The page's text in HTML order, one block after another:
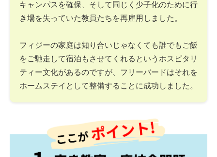
キャンパスを確保、そして同じく少子化のために行
き場を失っていた教員たちを再雇用しました。
フィジーの家庭は知り合いじゃなくても誰でもご飯
をご馳走して宿泊もさせてくれるというホスピタリ
ティー文化があるのですが、フリーバードはそれを
ホームステイとして整備することに成功しました。